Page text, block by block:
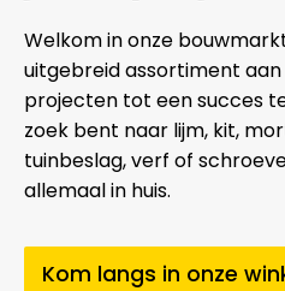
Welkom in onze
uitgebreid assortiment
projecten tot een succes
zoek bent naar lijm, kit,
tuinbeslag, verf of
allemaal in huis.
Kom langs in onze